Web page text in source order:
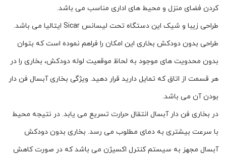
کردن فضای منزل و محیط های اداری مناسب می باشد.
طراحی زیبا و شیک این دستگاه تحت لیسانس Sicar ایتالیا می باشد.
طراحی بدون دودکش بخاری این امکان را فراهم نموده است که بتوان
بدون محدویت های موجود به لحاظ موقعیت لوله دودکش، بخاری را در
هر قسمت از اتاق که تمایل دارید قرار دهید. ویژگی بخاری آبسال فن دار
بودن آن می باشد.
در بخاری فن دار آبسال انتقال حرارت تسریع می یابد. در نتیجه محیط
با سرعت بیشتری به دمای مطلوب می رسد. بخاری بدون دودکش
آبسال مجهز به سیستم کنترل اکسیژن می باشد که در صورت کاهش